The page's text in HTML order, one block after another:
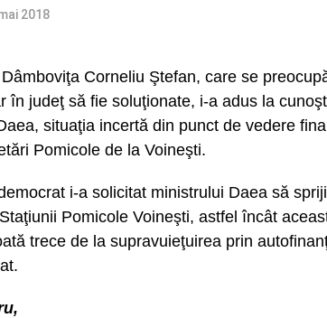
2018
Corneliu Ştefan, care se
în judeţ să fie soluţionate, i-a adus la
situaţia incertă din punct de vedere
Pomicole de la Voineşti.
i-a solicitat ministrului Daea să
Pomicole Voineşti, astfel încât
trece de la supravuieţuirea prin